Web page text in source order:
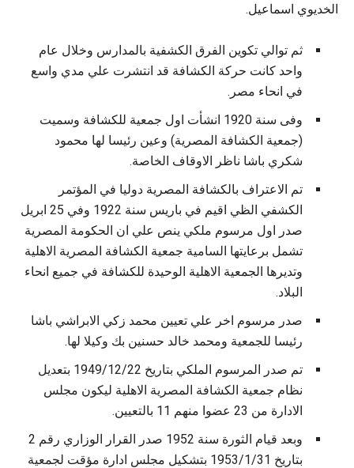
الخديوي اسماعيل.
ثم توالي تكوين الفرق الكشفية بالمدارس وخلال عام
واحد كانت حركة الكشافة قد انتشرت علي مدي واسع
في انحاء مصر.
وفى سنة 1920 انشأت اول جمعية للكشافة وسميت
(جمعية الكشافة المصرية) وعين رئيسا لها محمود
شكري باشا ناظر الاوقاف الخاصة.
تم الاعتراف بالكشافة المصرية دوليا في المؤتمر
الكشفي الظي اقيم في باريس سنة 1922 وفي 25 ابريل
صدر اول مرسوم ملكي ينص علي ان الحكومة المصرية
تشمل برعايتها السامية جمعية الكشافة المصرية الاهلية
وتديرها الجمعية الاهلية الوحيدة للكشافة في جميع انحاء
البلاد.
صدر مرسوم اخر علي تعيين محمد زكي الابراشي باشا
رئيسا للجمعية ومحمد خالد حسنين بك وكيلا لها.
تم صدر المرسوم الملكي بتاريخ 1949/12/22 بتعديل
نظام جمعية الكشافة المصرية الاهلية ليكون مجلس
الادارة من 23 عضوا منهم 11 بالتعيين.
وبعد قيام الثورة سنة 1952 صدر القرار الوزاري رقم 2
بتاريخ 1953/1/31 بتشكيل مجلس ادارة مؤقت لجمعية